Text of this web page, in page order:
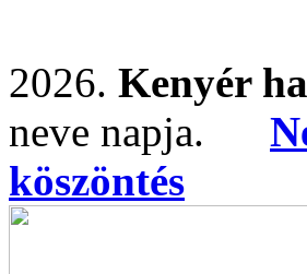
2026. Kenyér
neve napja.
köszöntés